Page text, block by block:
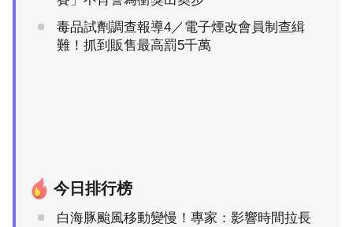
毒品試劑調查報導4／電子煙改會員制查緝
難！抓到販售最高罰5千萬
今日排行榜
白海豚颱風移動變慢！專家：影響時間拉長